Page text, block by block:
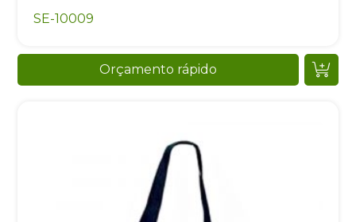
SE-10009
Orçamento rápido